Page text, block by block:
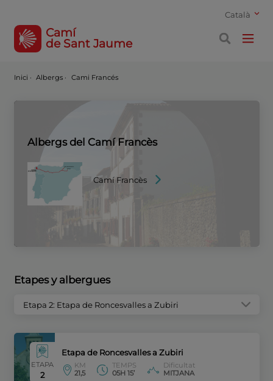
Català
Camí
de Sant Jaume
Inici · Albergs · Cami Francés
Albergs del Camí Francès
Camí Francès
Etapes y albergues
Etapa 2: Etapa de Roncesvalles a Zubiri
ETAPA
2
Etapa de Roncesvalles a Zubiri
KM
21,5
TEMPS
05H 15’
Dificultat
MITJANA